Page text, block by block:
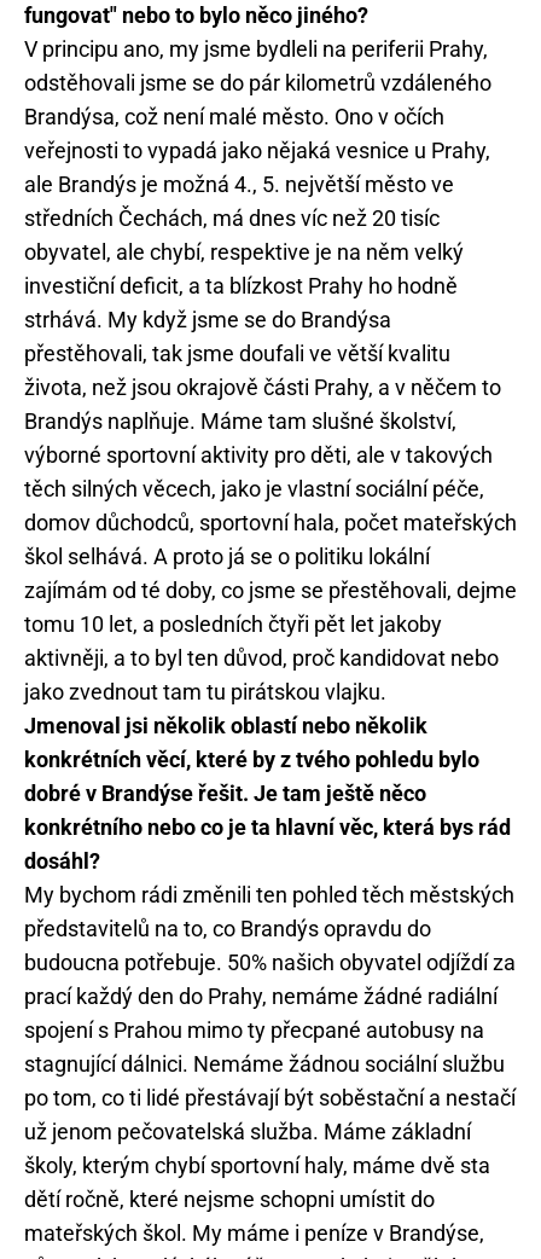
fungovat" nebo to bylo něco jiného?
V principu ano, my jsme bydleli na periferii Prahy,
odstěhovali jsme se do pár kilometrů vzdáleného
Brandýsa, což není malé město. Ono v očích
veřejnosti to vypadá jako nějaká vesnice u Prahy,
ale Brandýs je možná 4., 5. největší město ve
středních Čechách, má dnes víc než 20 tisíc
obyvatel, ale chybí, respektive je na něm velký
investiční deficit, a ta blízkost Prahy ho hodně
strhává. My když jsme se do Brandýsa
přestěhovali, tak jsme doufali ve větší kvalitu
života, než jsou okrajově části Prahy, a v něčem to
Brandýs naplňuje. Máme tam slušné školství,
výborné sportovní aktivity pro děti, ale v takových
těch silných věcech, jako je vlastní sociální péče,
domov důchodců, sportovní hala, počet mateřských
škol selhává. A proto já se o politiku lokální
zajímám od té doby, co jsme se přestěhovali, dejme
tomu 10 let, a posledních čtyři pět let jakoby
aktivněji, a to byl ten důvod, proč kandidovat nebo
jako zvednout tam tu pirátskou vlajku.
Jmenoval jsi několik oblastí nebo několik
konkrétních věcí, které by z tvého pohledu bylo
dobré v Brandýse řešit. Je tam ještě něco
konkrétního nebo co je ta hlavní věc, která bys rád
dosáhl?
My bychom rádi změnili ten pohled těch městských
představitelů na to, co Brandýs opravdu do
budoucna potřebuje. 50% našich obyvatel odjíždí za
prací každý den do Prahy, nemáme žádné radiální
spojení s Prahou mimo ty přecpané autobusy na
stagnující dálnici. Nemáme žádnou sociální službu
po tom, co ti lidé přestávají být soběstační a nestačí
už jenom pečovatelská služba. Máme základní
školy, kterým chybí sportovní haly, máme dvě sta
dětí ročně, které nejsme schopni umístit do
mateřských škol. My máme i peníze v Brandýse,